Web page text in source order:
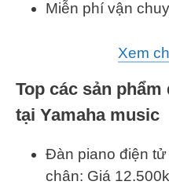
Miễn phí vận
Xem
Top các sản
tại Yamaha music
Đàn piano điện
chân: Giá